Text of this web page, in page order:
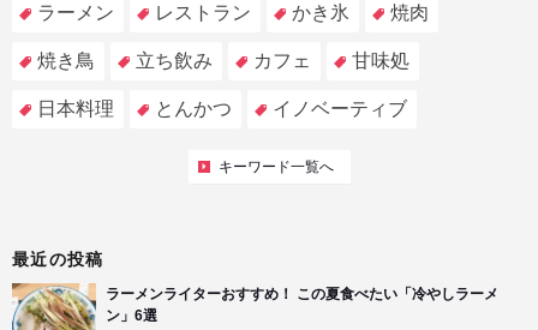
ラーメン レストラン かき氷 焼肉
焼き鳥 立ち飲み カフェ 甘味処
日本料理 とんかつ イノベーティブ
キーワード一覧へ
最近の投稿
ラーメンライターおすすめ！ この夏食べたい「冷やしラーメ
ン」6選